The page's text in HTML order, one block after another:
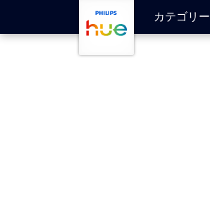
カテゴリー